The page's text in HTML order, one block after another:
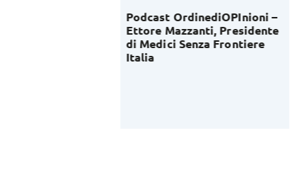
Podcast OrdinediOPInioni –
Ettore Mazzanti, Presidente
di Medici Senza Frontiere
Italia